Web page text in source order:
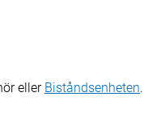
eller Biståndsenheten.